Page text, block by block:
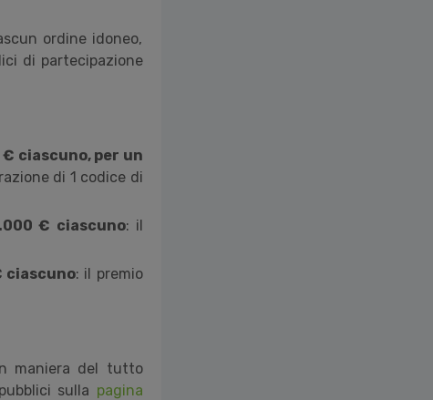
ordine idoneo,
di partecipazione
ciascuno, per un
di 1 codice di
€ ciascuno: il
ciascuno: il premio
maniera del tutto
sulla pagina